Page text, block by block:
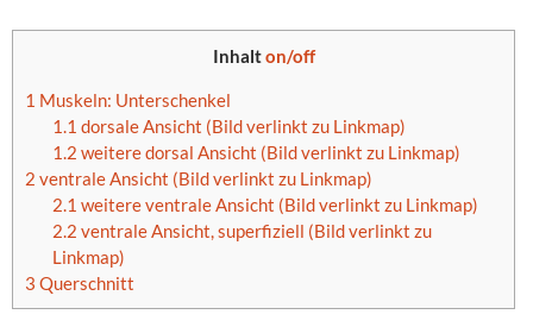
Inhalton/off
1 Muskeln: Unterschenkel
1.1 dorsale Ansicht (Bild verlinkt zu Linkmap)
1.2 weitere dorsal Ansicht (Bild verlinkt zu Linkmap)
2 ventrale Ansicht (Bild verlinkt zu Linkmap)
2.1 weitere ventrale Ansicht (Bild verlinkt zu Linkmap)
2.2 ventrale Ansicht, superfiziell (Bild verlinkt zu
Linkmap)
3 Querschnitt